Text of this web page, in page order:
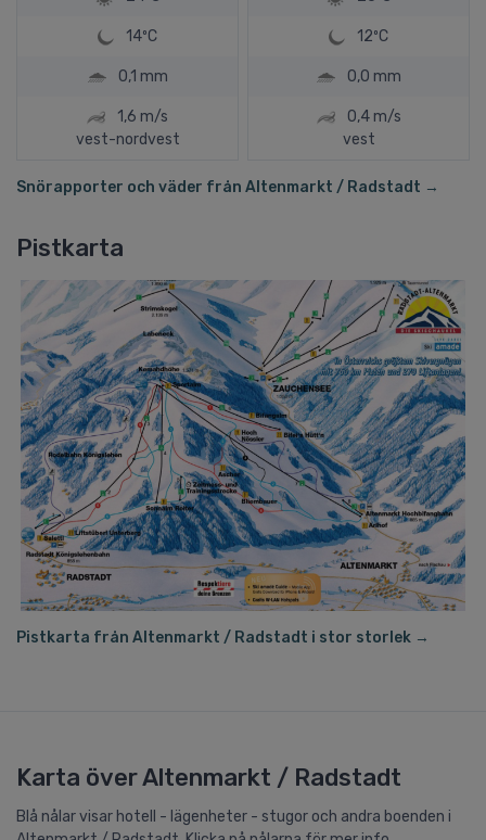
14ºC
0,1 mm
1,6 m/s
vest-nordvest
12ºC
0,0 mm
0,4 m/s
vest
Snörapporter och väder från Altenmarkt / Radstadt →
Pistkarta
Pistkarta från Altenmarkt / Radstadt i stor storlek →
Karta över Altenmarkt / Radstadt
Blå nålar visar hotell - lägenheter - stugor och andra boenden i